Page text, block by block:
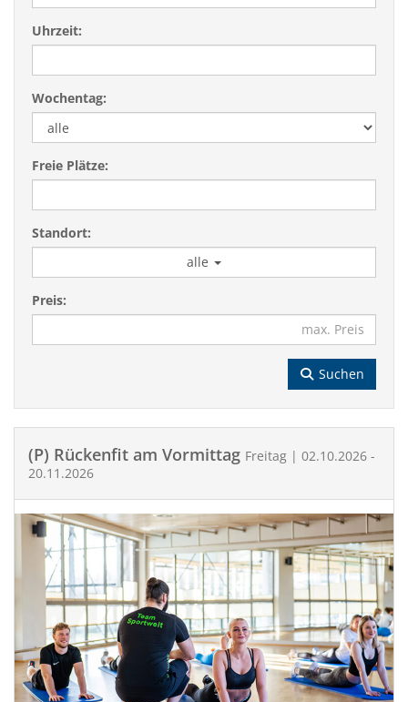
Uhrzeit:
Wochentag:
Freie Plätze:
Standort:
alle
Preis:
Suchen
(P) Rückenfit am Vormittag Freitag | 02.10.2026 -
20.11.2026